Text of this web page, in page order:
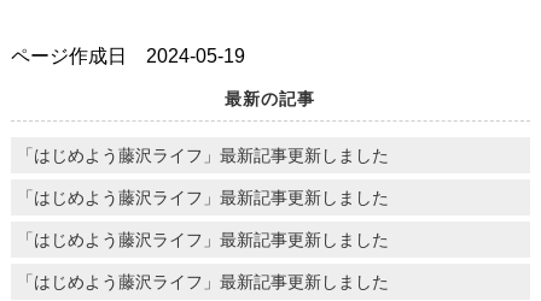
ページ作成日 2024-05-19
最新の記事
「はじめよう藤沢ライフ」最新記事更新しました
「はじめよう藤沢ライフ」最新記事更新しました
「はじめよう藤沢ライフ」最新記事更新しました
「はじめよう藤沢ライフ」最新記事更新しました